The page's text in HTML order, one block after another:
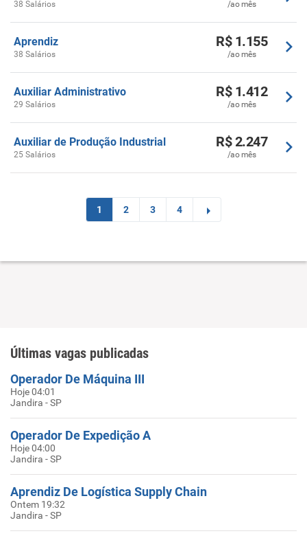
38 Salários /ao mês
Aprendiz
38 Salários
R$ 1.155
/ao mês
Auxiliar Administrativo
29 Salários
R$ 1.412
/ao mês
Auxiliar de Produção Industrial
25 Salários
R$ 2.247
/ao mês
1 2 3 4
Últimas vagas publicadas
Operador De Máquina III
Hoje 04:01
Jandira - SP
Operador De Expedição A
Hoje 04:00
Jandira - SP
Aprendiz De Logística Supply Chain
Ontem 19:32
Jandira - SP